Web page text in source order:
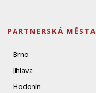
PARTNERSKÁ MĚSTA
Brno
Jihlava
Hodonín